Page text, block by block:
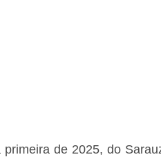
primeira de 2025, do